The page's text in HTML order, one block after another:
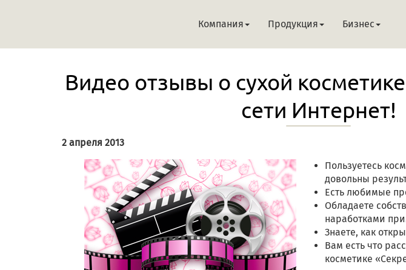
Компания Продукция Бизнес
Видео отзывы о сухой
сети Интернет!
2 апреля 2013
Пользуетесь
довольны
Есть любимые
Обладаете
наработками
Знаете, как
Вам есть что
косметике